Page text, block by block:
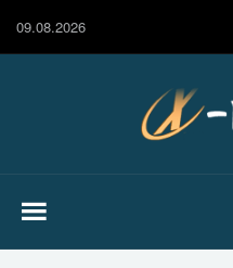
09.08.2026